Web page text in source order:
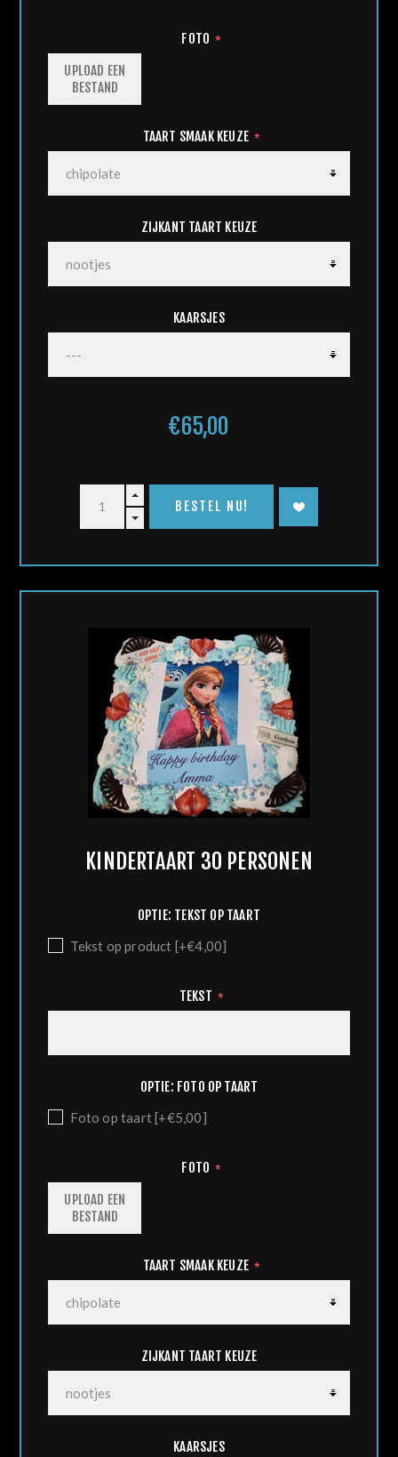
FOTO *
UPLOAD EEN
BESTAND
TAART SMAAK KEUZE *
ZIJKANT TAART KEUZE
KAARSJES
€65,00
KINDERTAART 30 PERSONEN
OPTIE: TEKST OP TAART
Tekst op product [+€4,00]
TEKST *
OPTIE: FOTO OP TAART
Foto op taart [+€5,00]
FOTO *
UPLOAD EEN
BESTAND
TAART SMAAK KEUZE *
ZIJKANT TAART KEUZE
KAARSJES